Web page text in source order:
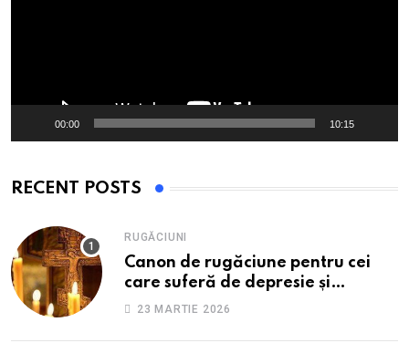
00:00 10:15
RECENT POSTS
RUGĂCIUNI
Canon de rugăciune pentru cei
care suferă de depresie și
anxietate
23 MARTIE 2026